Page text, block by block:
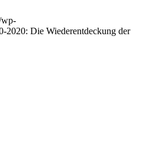
wp-
2020: Die Wiederentdeckung der